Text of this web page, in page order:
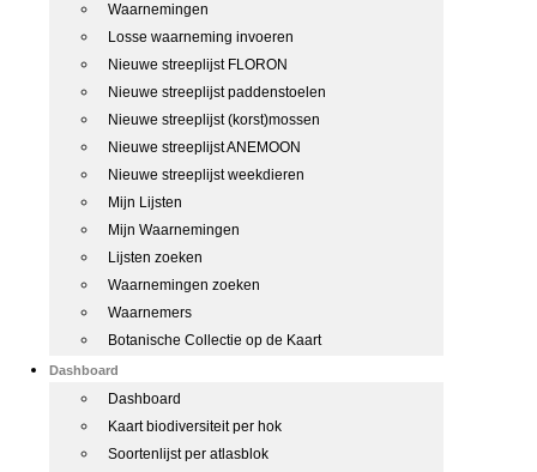
Waarnemingen
Losse waarneming invoeren
Nieuwe streeplijst FLORON
Nieuwe streeplijst paddenstoelen
Nieuwe streeplijst (korst)mossen
Nieuwe streeplijst ANEMOON
Nieuwe streeplijst weekdieren
Mijn Lijsten
Mijn Waarnemingen
Lijsten zoeken
Waarnemingen zoeken
Waarnemers
Botanische Collectie op de Kaart
Dashboard
Dashboard
Kaart biodiversiteit per hok
Soortenlijst per atlasblok